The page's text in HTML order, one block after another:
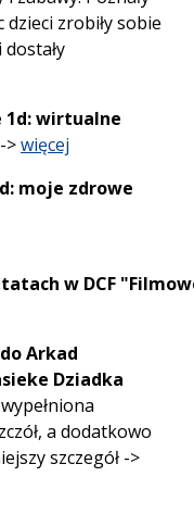
dzieci zrobiły sobie
1d: wirtualne
->więcej
moje zdrowe
w DCF
Arkad
Dziadka
a dodatkowo
szczegół ->